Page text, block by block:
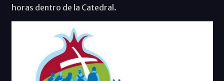
horas dentro de la Catedral.